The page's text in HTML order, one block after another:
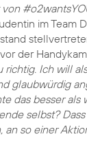
von
im Team
der
richtig. Ich will
glaubwürdig
das besser als
selbst?
an so einer